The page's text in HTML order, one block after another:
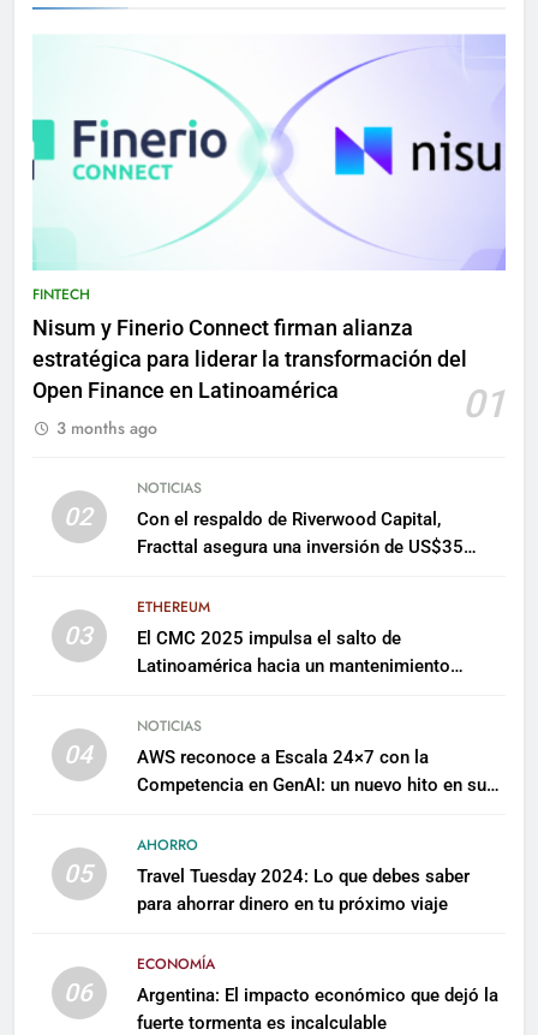
FINTECH
Nisum y Finerio Connect firman alianza
estratégica para liderar la transformación del
Open Finance en Latinoamérica
01
3 months ago
02
NOTICIAS
Con el respaldo de Riverwood Capital,
Fracttal asegura una inversión de US$35
03
ETHEREUM
El CMC 2025 impulsa el salto de
Latinoamérica hacia un mantenimiento
04
NOTICIAS
AWS reconoce a Escala 24×7 con la
Competencia en GenAI: un nuevo hito en su
05
AHORRO
Travel Tuesday 2024: Lo que debes saber
para ahorrar dinero en tu próximo viaje
06
ECONOMÍA
Argentina: El impacto económico que dejó la
fuerte tormenta es incalculable